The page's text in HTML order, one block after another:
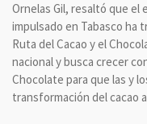
Ornelas Gil, resaltó que el
impulsado en Tabasco ha
Ruta del Cacao y el
nacional y busca crecer
Chocolate para que las y
transformación del cacao